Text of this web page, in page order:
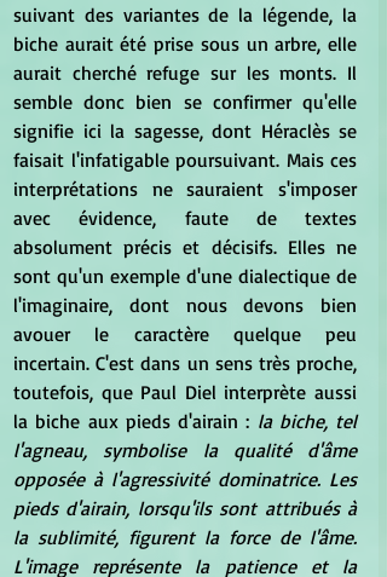
suivant des variantes de la légende, la
biche aurait été prise sous un arbre, elle
aurait cherché refuge sur les monts. Il
semble donc bien se confirmer qu'elle
signifie ici la sagesse, dont Héraclès se
faisait l'infatigable poursuivant. Mais ces
interprétations ne sauraient s'imposer
avec évidence, faute de textes
absolument précis et décisifs. Elles ne
sont qu'un exemple d'une dialectique de
l'imaginaire, dont nous devons bien
avouer le caractère quelque peu
incertain. C'est dans un sens très proche,
toutefois, que Paul Diel interprète aussi
la biche aux pieds d'airain : la biche, tel
l'agneau, symbolise la qualité d'âme
opposée à l'agressivité dominatrice. Les
pieds d'airain, lorsqu'ils sont attribués à
la sublimité, figurent la force de l'âme.
L'image représente la patience et la